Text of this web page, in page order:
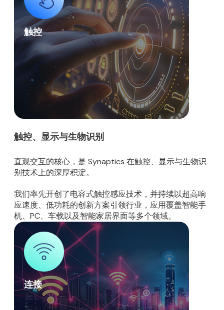
触控
触控、显示与生物识别
直观交互的核心，是 Synaptics 在触控、显示与生物识
别技术上的深厚积淀。
我们率先开创了电容式触控感应技术，并持续以超高响
应速度、低功耗的创新方案引领行业，应用覆盖智能手
机、PC、车载以及智能家居界面等多个领域。
连接